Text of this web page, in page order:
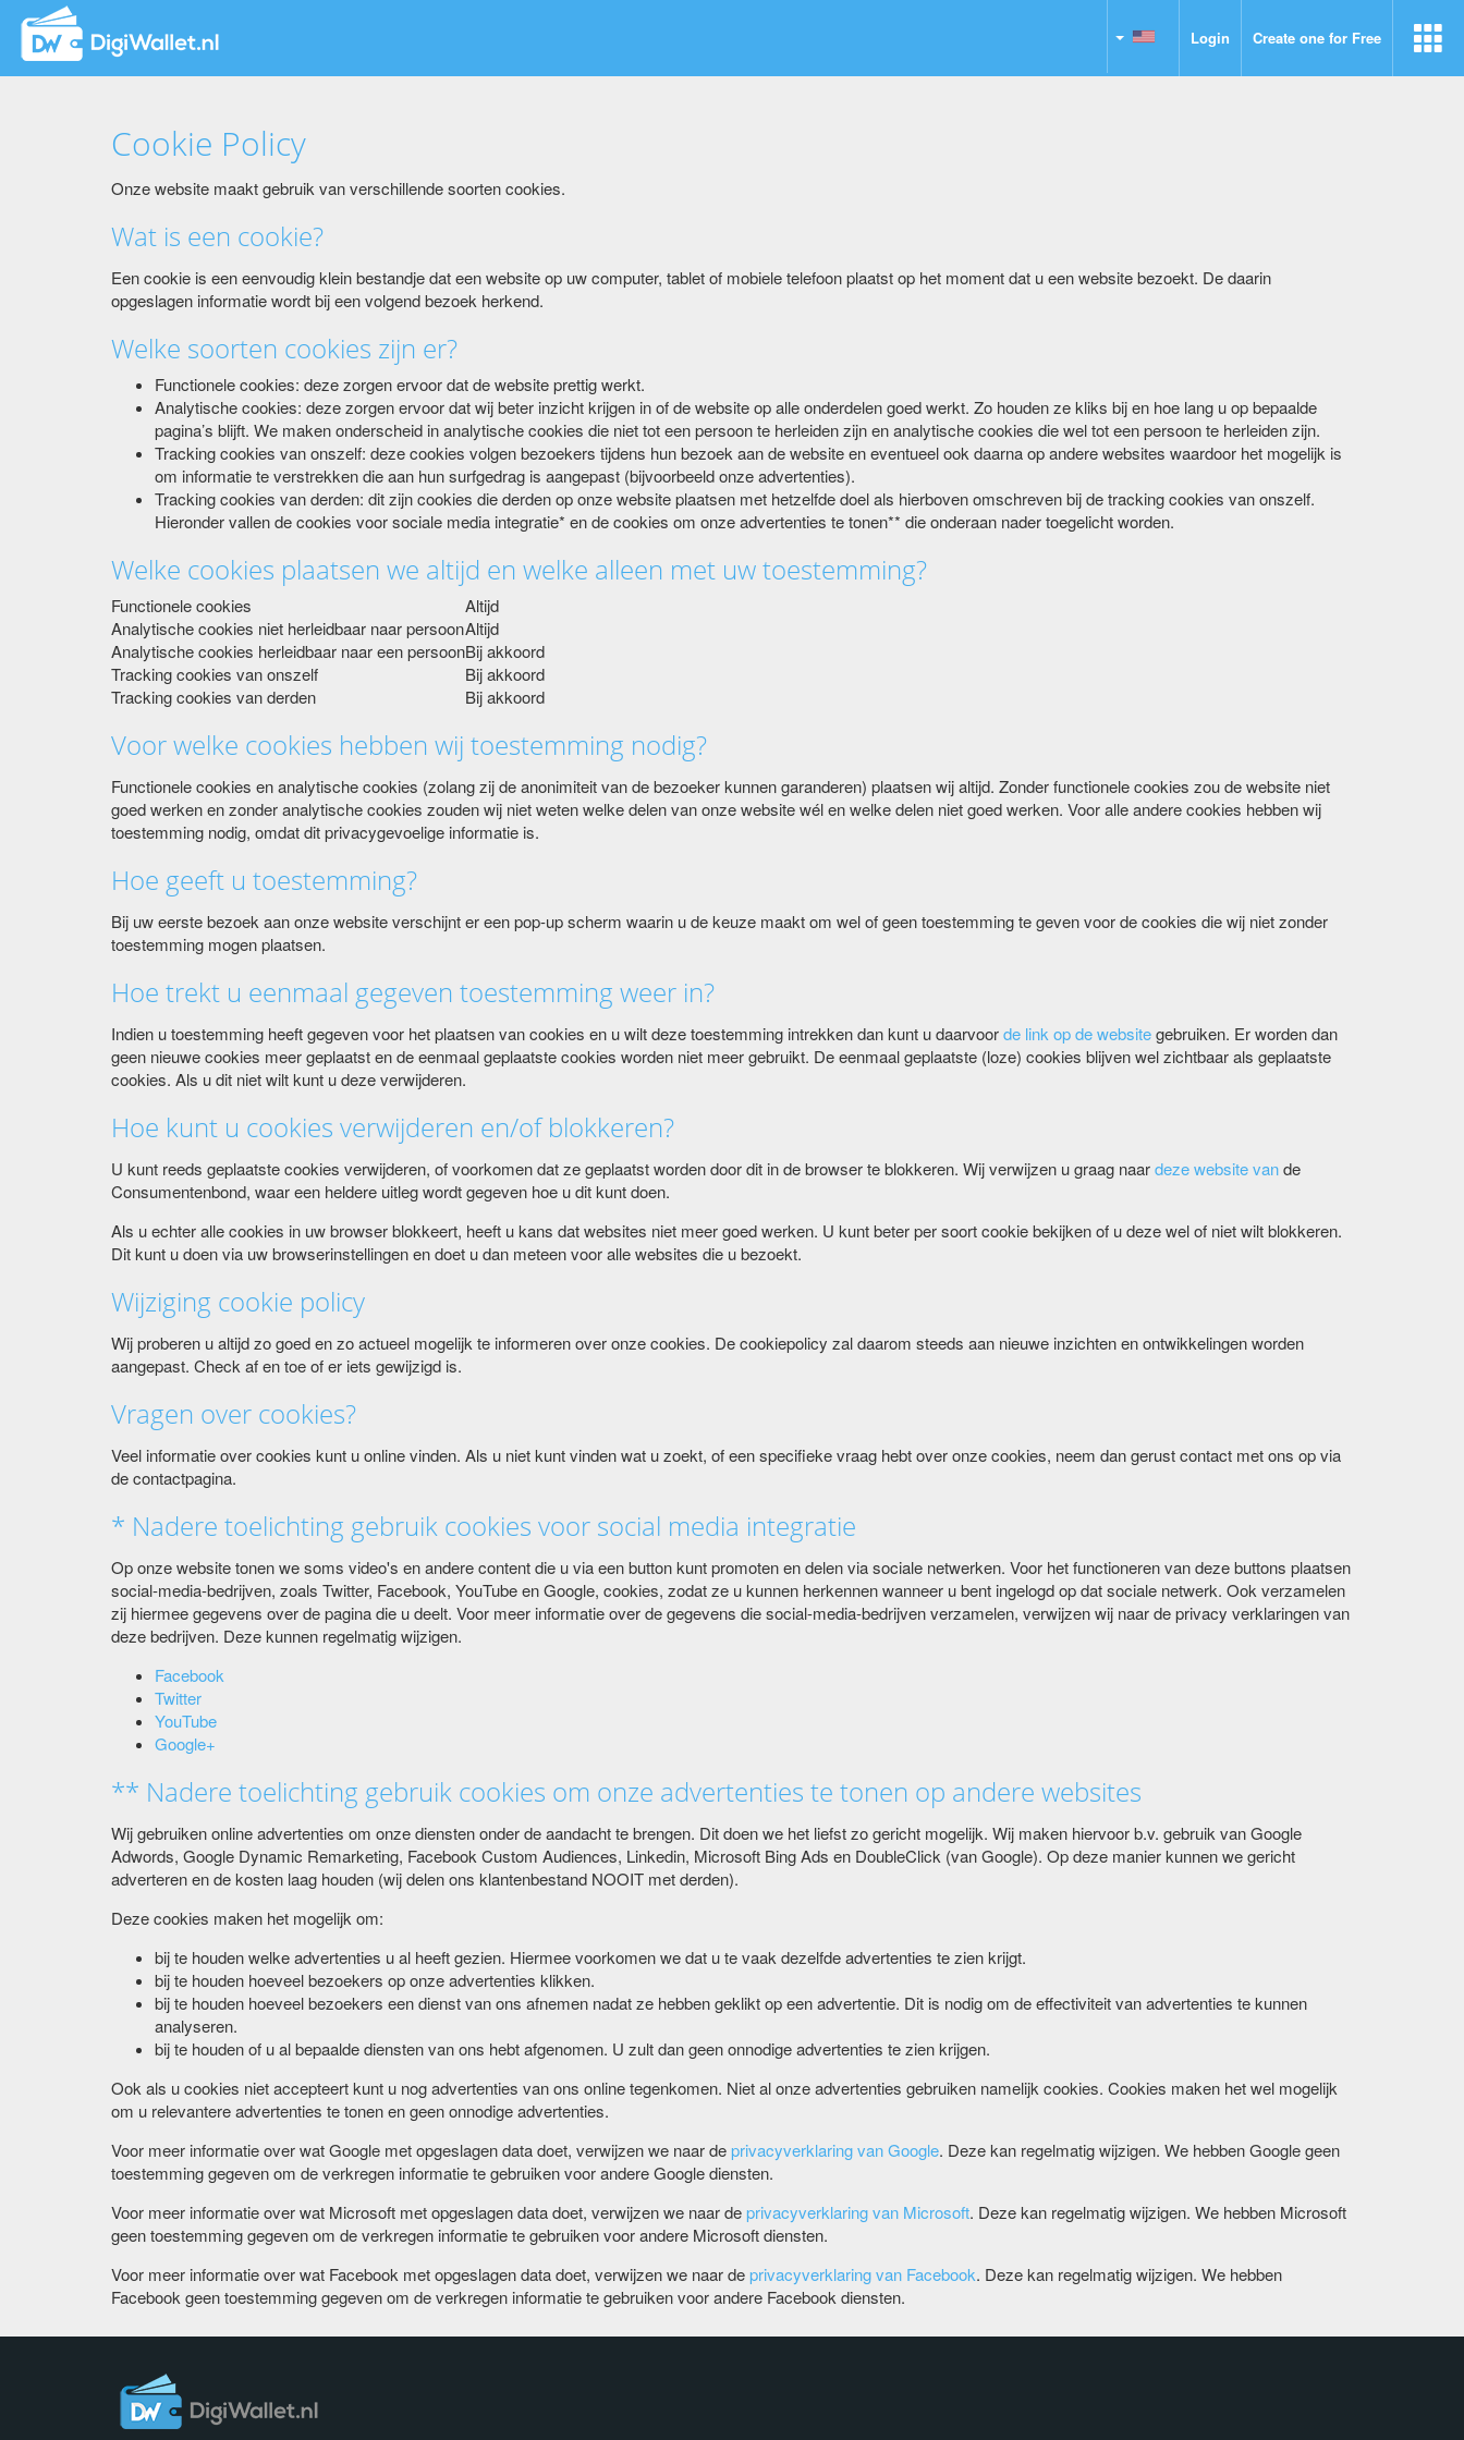
Language:
Login Create one for Free
Cookie Policy
Onze website maakt gebruik van verschillende soorten cookies.
Wat is een cookie?
Een cookie is een eenvoudig klein bestandje dat een website op uw computer, tablet of mobiele telefoon plaatst op het moment dat u een website bezoekt. De daarin
opgeslagen informatie wordt bij een volgend bezoek herkend.
Welke soorten cookies zijn er?
Functionele cookies: deze zorgen ervoor dat de website prettig werkt.
Analytische cookies: deze zorgen ervoor dat wij beter inzicht krijgen in of de website op alle onderdelen goed werkt. Zo houden ze kliks bij en hoe lang u op bepaalde
pagina’s blijft. We maken onderscheid in analytische cookies die niet tot een persoon te herleiden zijn en analytische cookies die wel tot een persoon te herleiden zijn.
Tracking cookies van onszelf: deze cookies volgen bezoekers tijdens hun bezoek aan de website en eventueel ook daarna op andere websites waardoor het mogelijk is
om informatie te verstrekken die aan hun surfgedrag is aangepast (bijvoorbeeld onze advertenties).
Tracking cookies van derden: dit zijn cookies die derden op onze website plaatsen met hetzelfde doel als hierboven omschreven bij de tracking cookies van onszelf.
Hieronder vallen de cookies voor sociale media integratie* en de cookies om onze advertenties te tonen** die onderaan nader toegelicht worden.
Welke cookies plaatsen we altijd en welke alleen met uw toestemming?
Functionele cookies
Altijd
Analytische cookies niet herleidbaar naar persoonAltijd
Analytische cookies herleidbaar naar een persoonBij akkoord
Tracking cookies van onszelf
Bij akkoord
Tracking cookies van derden
Bij akkoord
Voor welke cookies hebben wij toestemming nodig?
Functionele cookies en analytische cookies (zolang zij de anonimiteit van de bezoeker kunnen garanderen) plaatsen wij altijd. Zonder functionele cookies zou de website niet
goed werken en zonder analytische cookies zouden wij niet weten welke delen van onze website wél en welke delen niet goed werken. Voor alle andere cookies hebben wij
toestemming nodig, omdat dit privacygevoelige informatie is.
Hoe geeft u toestemming?
Bij uw eerste bezoek aan onze website verschijnt er een pop-up scherm waarin u de keuze maakt om wel of geen toestemming te geven voor de cookies die wij niet zonder
toestemming mogen plaatsen.
Hoe trekt u eenmaal gegeven toestemming weer in?
Indien u toestemming heeft gegeven voor het plaatsen van cookies en u wilt deze toestemming intrekken dan kunt u daarvoor de link op de website gebruiken. Er worden dan
geen nieuwe cookies meer geplaatst en de eenmaal geplaatste cookies worden niet meer gebruikt. De eenmaal geplaatste (loze) cookies blijven wel zichtbaar als geplaatste
cookies. Als u dit niet wilt kunt u deze verwijderen.
Hoe kunt u cookies verwijderen en/of blokkeren?
U kunt reeds geplaatste cookies verwijderen, of voorkomen dat ze geplaatst worden door dit in de browser te blokkeren. Wij verwijzen u graag naar deze website van de
Consumentenbond, waar een heldere uitleg wordt gegeven hoe u dit kunt doen.
Als u echter alle cookies in uw browser blokkeert, heeft u kans dat websites niet meer goed werken. U kunt beter per soort cookie bekijken of u deze wel of niet wilt blokkeren.
Dit kunt u doen via uw browserinstellingen en doet u dan meteen voor alle websites die u bezoekt.
Wijziging cookie policy
Wij proberen u altijd zo goed en zo actueel mogelijk te informeren over onze cookies. De cookiepolicy zal daarom steeds aan nieuwe inzichten en ontwikkelingen worden
aangepast. Check af en toe of er iets gewijzigd is.
Vragen over cookies?
Veel informatie over cookies kunt u online vinden. Als u niet kunt vinden wat u zoekt, of een specifieke vraag hebt over onze cookies, neem dan gerust contact met ons op via
de contactpagina.
* Nadere toelichting gebruik cookies voor social media integratie
Op onze website tonen we soms video's en andere content die u via een button kunt promoten en delen via sociale netwerken. Voor het functioneren van deze buttons plaatsen
social-media-bedrijven, zoals Twitter, Facebook, YouTube en Google, cookies, zodat ze u kunnen herkennen wanneer u bent ingelogd op dat sociale netwerk. Ook verzamelen
zij hiermee gegevens over de pagina die u deelt. Voor meer informatie over de gegevens die social-media-bedrijven verzamelen, verwijzen wij naar de privacy verklaringen van
deze bedrijven. Deze kunnen regelmatig wijzigen.
Facebook
Twitter
YouTube
Google+
** Nadere toelichting gebruik cookies om onze advertenties te tonen op andere websites
Wij gebruiken online advertenties om onze diensten onder de aandacht te brengen. Dit doen we het liefst zo gericht mogelijk. Wij maken hiervoor b.v. gebruik van Google
Adwords, Google Dynamic Remarketing, Facebook Custom Audiences, Linkedin, Microsoft Bing Ads en DoubleClick (van Google). Op deze manier kunnen we gericht
adverteren en de kosten laag houden (wij delen ons klantenbestand NOOIT met derden).
Deze cookies maken het mogelijk om:
bij te houden welke advertenties u al heeft gezien. Hiermee voorkomen we dat u te vaak dezelfde advertenties te zien krijgt.
bij te houden hoeveel bezoekers op onze advertenties klikken.
bij te houden hoeveel bezoekers een dienst van ons afnemen nadat ze hebben geklikt op een advertentie. Dit is nodig om de effectiviteit van advertenties te kunnen
analyseren.
bij te houden of u al bepaalde diensten van ons hebt afgenomen. U zult dan geen onnodige advertenties te zien krijgen.
Ook als u cookies niet accepteert kunt u nog advertenties van ons online tegenkomen. Niet al onze advertenties gebruiken namelijk cookies. Cookies maken het wel mogelijk
om u relevantere advertenties te tonen en geen onnodige advertenties.
Voor meer informatie over wat Google met opgeslagen data doet, verwijzen we naar de privacyverklaring van Google. Deze kan regelmatig wijzigen. We hebben Google geen
toestemming gegeven om de verkregen informatie te gebruiken voor andere Google diensten.
Voor meer informatie over wat Microsoft met opgeslagen data doet, verwijzen we naar de privacyverklaring van Microsoft. Deze kan regelmatig wijzigen. We hebben Microsoft
geen toestemming gegeven om de verkregen informatie te gebruiken voor andere Microsoft diensten.
Voor meer informatie over wat Facebook met opgeslagen data doet, verwijzen we naar de privacyverklaring van Facebook. Deze kan regelmatig wijzigen. We hebben
Facebook geen toestemming gegeven om de verkregen informatie te gebruiken voor andere Facebook diensten.